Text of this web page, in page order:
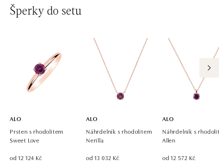
Ivanská cesta 16, 821 04 Bratislava
dnes otevřeno od 09:00
ALO diamonds OC Eurovea, Bratislava
Pribinova 8, 811 09 Bratislava
tel.: +421 917 090 700, +421 918 777 670
Šperky do setu
ALO
Prsten s rhodolitem
Sweet Love
od 12 124 Kč
ALO
Náhrdelník s rhodolitem
Nerilla
od 13 032 Kč
ALO
Náhrdelník s
Allen
od 12 572 Kč